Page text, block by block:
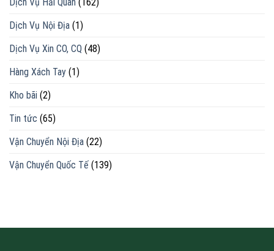
Dịch Vụ Nội Địa (1)
Dịch Vụ Xin CO, CQ (48)
Hàng Xách Tay (1)
Kho bãi (2)
Tin tức (65)
Vận Chuyển Nội Địa (22)
Vận Chuyển Quốc Tế (139)